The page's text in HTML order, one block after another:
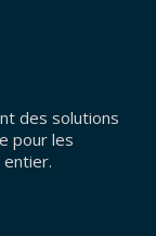
des solutions
pour les